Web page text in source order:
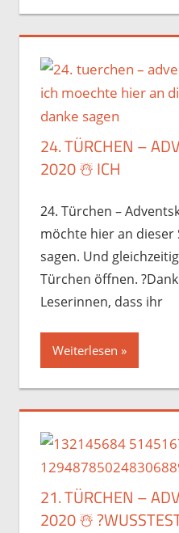
24. TÜRCHEN –
2020 ☃️️ ICH
24. Türchen –
möchte hier an dieser
sagen. Und
Türchen öffnen.
Leserinnen, dass ihr
Weiterlesen
21. TÜRCHEN –
2020 ☃️️